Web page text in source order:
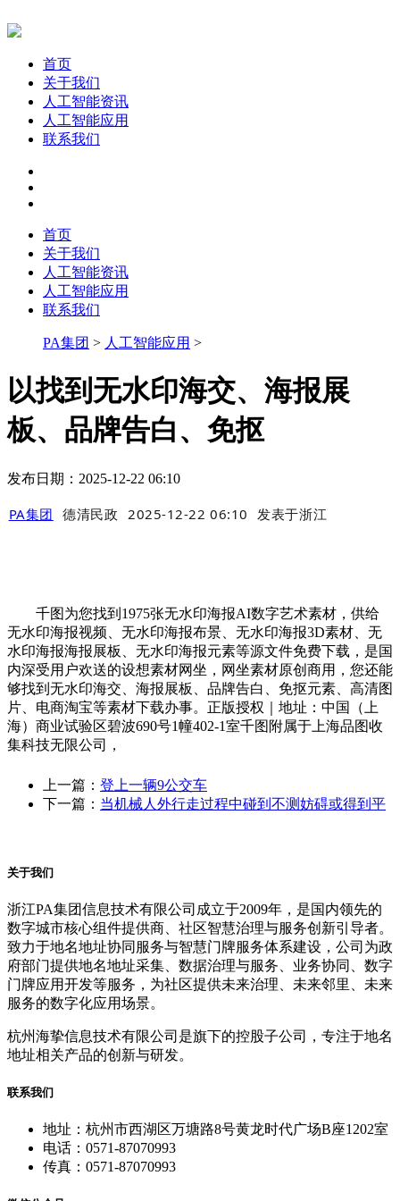
首页
关于我们
人工智能资讯
人工智能应用
联系我们
首页
关于我们
人工智能资讯
人工智能应用
联系我们
PA集团 > 人工智能应用 >
以找到无水印海交、海报展
板、品牌告白、免抠
发布日期：2025-12-22 06:10
PA集团 德清民政 2025-12-22 06:10 发表于浙江
千图为您找到1975张无水印海报AI数字艺术素材，供给
无水印海报视频、无水印海报布景、无水印海报3D素材、无
水印海报海报展板、无水印海报元素等源文件免费下载，是国
内深受用户欢送的设想素材网坐，网坐素材原创商用，您还能
够找到无水印海交、海报展板、品牌告白、免抠元素、高清图
片、电商淘宝等素材下载办事。正版授权｜地址：中国（上
海）商业试验区碧波690号1幢402-1室千图附属于上海品图收
集科技无限公司，
上一篇： 登上一辆9公交车
下一篇： 当机械人外行走过程中碰到不测妨碍或得到平
关于我们
浙江PA集团信息技术有限公司成立于2009年，是国内领先的
数字城市核心组件提供商、社区智慧治理与服务创新引导者。
致力于地名地址协同服务与智慧门牌服务体系建设，公司为政
府部门提供地名地址采集、数据治理与服务、业务协同、数字
门牌应用开发等服务，为社区提供未来治理、未来邻里、未来
服务的数字化应用场景。
杭州海挚信息技术有限公司是旗下的控股子公司，专注于地名
地址相关产品的创新与研发。
联系我们
地址：杭州市西湖区万塘路8号黄龙时代广场B座1202室
电话：0571-87070993
传真：0571-87070993